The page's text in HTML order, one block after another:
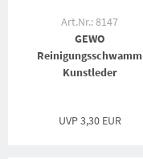
Art.Nr.: 8147
GEWO
Reinigungsschwamm
Kunstleder
UVP3,30 EUR